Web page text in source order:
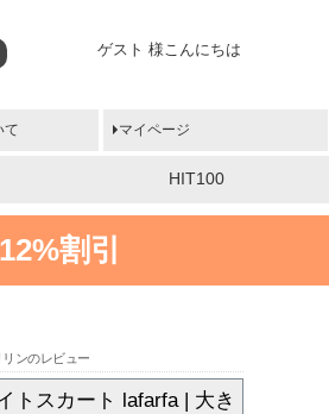
ゲスト 様こんにちは
て マイページ
HIT100
割引
ンのレビュー
トスカート lafarfa | 大き